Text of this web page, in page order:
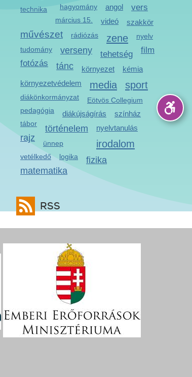
hagyomány
angol vers
technika
március 15.
videó szakkör
művészet rádiózás zene
nyelv
tudomány
verseny
tehetség
fotózás
tánc
környezet
környezetvédelem
kémia
media sport
diákönkormányzat
Eötvös Collegium
pedagógia
diákújságírás színház
tábor történelem nyelvtanulás
rajz irodalom
film
ünnep
vetélkedő
logika
fizika
matematika
RSS